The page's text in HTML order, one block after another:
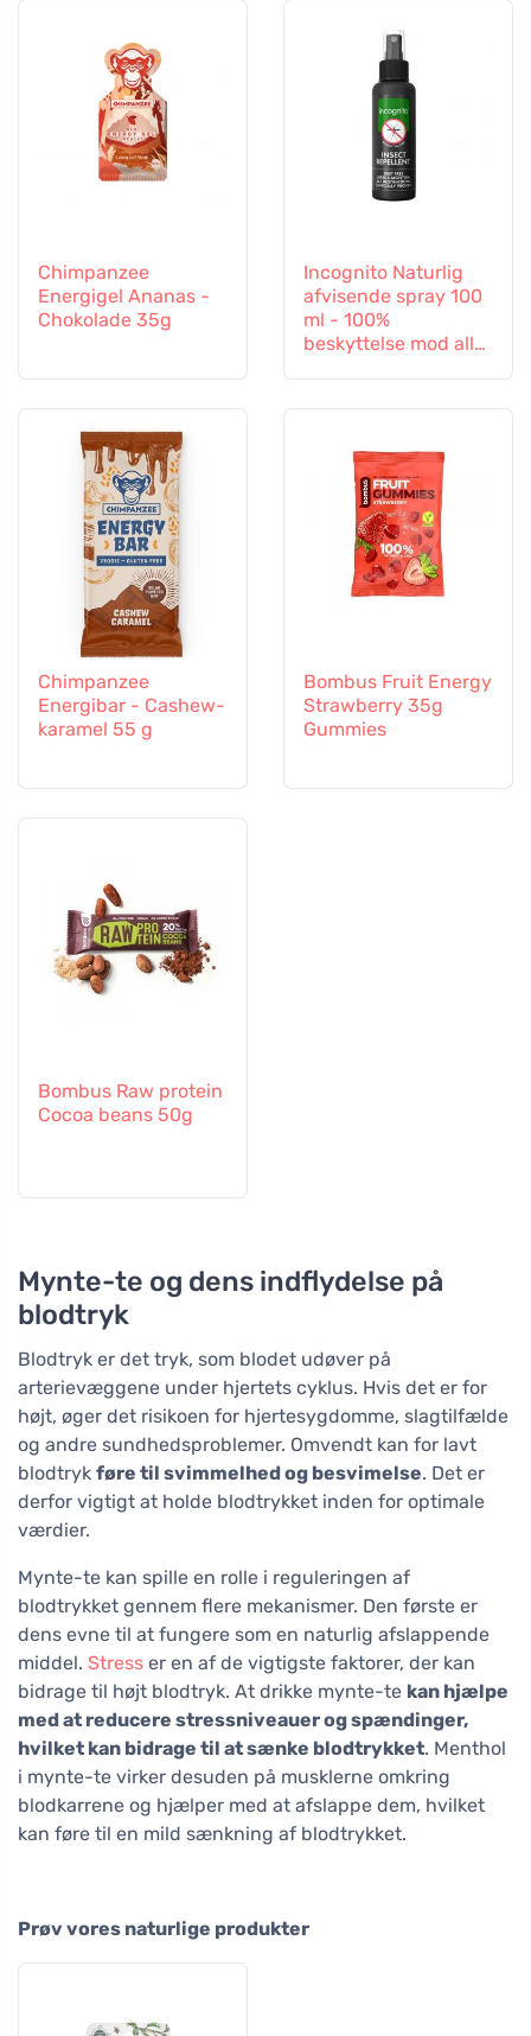
Chimpanzee
Energigel Ananas -
Chokolade 35g
Incognito Naturlig
afvisende spray 100
ml - 100%
beskyttelse mod alle
Chimpanzee
Energibar - Cashew-
karamel 55 g
Bombus Fruit Energy
Strawberry 35g
Gummies
Bombus Raw protein
Cocoa beans 50g
Mynte-te og dens indflydelse på
blodtryk
Blodtryk er det tryk, som blodet udøver på
arterievæggene under hjertets cyklus. Hvis det er for
højt, øger det risikoen for hjertesygdomme, slagtilfælde
og andre sundhedsproblemer. Omvendt kan for lavt
blodtryk føre til svimmelhed og besvimelse. Det er
derfor vigtigt at holde blodtrykket inden for optimale
værdier.
Mynte-te kan spille en rolle i reguleringen af
blodtrykket gennem flere mekanismer. Den første er
dens evne til at fungere som en naturlig afslappende
middel. Stress er en af de vigtigste faktorer, der kan
bidrage til højt blodtryk. At drikke mynte-te kan hjælpe
med at reducere stressniveauer og spændinger,
hvilket kan bidrage til at sænke blodtrykket. Menthol
i mynte-te virker desuden på musklerne omkring
blodkarrene og hjælper med at afslappe dem, hvilket
kan føre til en mild sænkning af blodtrykket.
Prøv vores naturlige produkter